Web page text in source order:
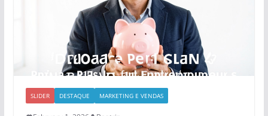
SLIDER DESTAQUE MARKETING E VENDAS